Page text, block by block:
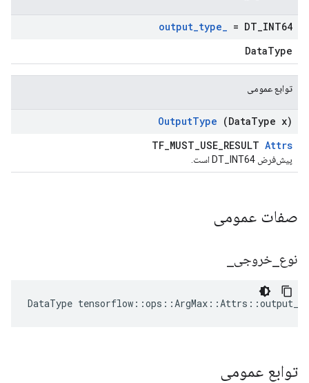
output_type_ = DT INT64
DataType
توابع عمومی
OutputType (DataType x)
TF_MUST_USE_RESULT Attrs
پیش‌فرض DT_INT64 است.
صفات عمومی
نوع خروجی
DataType tensorflow ::ops ::ArgMax ::Attrs ::
توابع عمومی